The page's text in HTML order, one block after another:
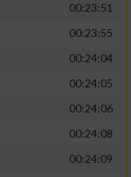
00:23:51
00:23:55
00:24:04
00:24:05
00:24:06
00:24:08
00:24:09